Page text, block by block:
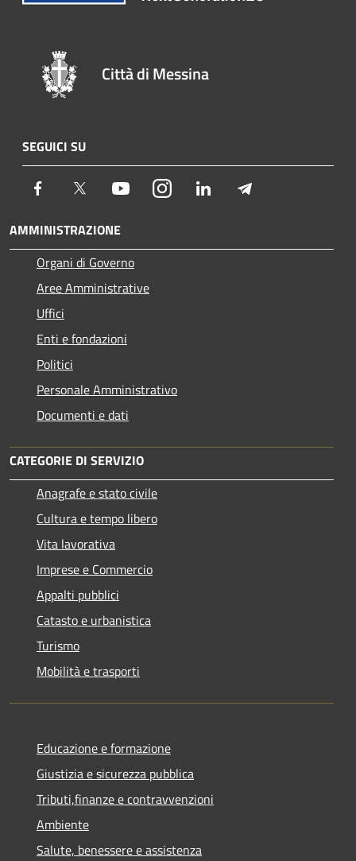
Città di Messina
SEGUICI SU
Facebook Twitter YoutubeInstagram LinkedIn
AMMINISTRAZIONE
Organi di Governo
Aree Amministrative
Uffici
Enti e fondazioni
Politici
Personale Amministrativo
Documenti e dati
CATEGORIE DI SERVIZIO
Anagrafe e stato civile
Cultura e tempo libero
Vita lavorativa
Imprese e Commercio
Appalti pubblici
Catasto e urbanistica
Turismo
Mobilità e trasporti
Educazione e formazione
Giustizia e sicurezza pubblica
Tributi,finanze e contravvenzioni
Ambiente
Salute, benessere e assistenza